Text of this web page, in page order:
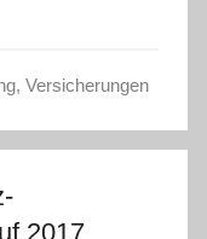
, Versicherungen
2017